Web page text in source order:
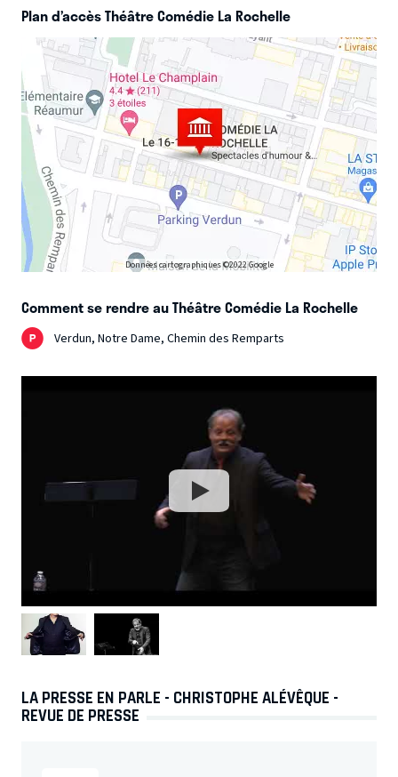
politique : c’est toujours son projet.Alévêque
de presse actualisée chaque soir, il déchiquette le monde,
sans gilet pare-balles. Un vaste délire !
Plan d’accès Théâtre Comédie La Rochelle
Données cartographiques ©2022 Google
Comment se rendre au Théâtre Comédie La Rochelle
Verdun, Notre Dame, Chemin des Remparts
LA PRESSE EN PARLE - CHRISTOPHE ALÉVÊQUE -
REVUE DE PRESSE